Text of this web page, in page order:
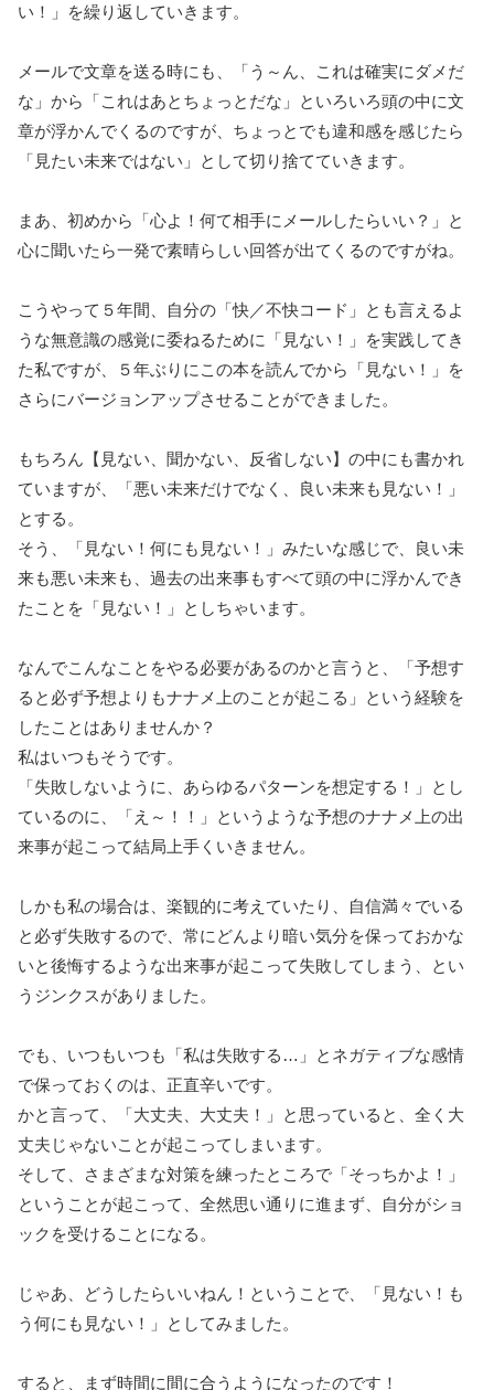
い！」を繰り返していきます。
メールで文章を送る時にも、「う～ん、これは確実にダメだ
な」から「これはあとちょっとだな」といろいろ頭の中に文
章が浮かんでくるのですが、ちょっとでも違和感を感じたら
「見たい未来ではない」として切り捨てていきます。
まあ、初めから「心よ！何て相手にメールしたらいい？」と
心に聞いたら一発で素晴らしい回答が出てくるのですがね。
こうやって５年間、自分の「快／不快コード」とも言えるよ
うな無意識の感覚に委ねるために「見ない！」を実践してき
た私ですが、５年ぶりにこの本を読んでから「見ない！」を
さらにバージョンアップさせることができました。
もちろん【見ない、聞かない、反省しない】の中にも書かれ
ていますが、「悪い未来だけでなく、良い未来も見ない！」
とする。
そう、「見ない！何にも見ない！」みたいな感じで、良い未
来も悪い未来も、過去の出来事もすべて頭の中に浮かんでき
たことを「見ない！」としちゃいます。
なんでこんなことをやる必要があるのかと言うと、「予想す
ると必ず予想よりもナナメ上のことが起こる」という経験を
したことはありませんか？
私はいつもそうです。
「失敗しないように、あらゆるパターンを想定する！」とし
ているのに、「え～！！」というような予想のナナメ上の出
来事が起こって結局上手くいきません。
しかも私の場合は、楽観的に考えていたり、自信満々でいる
と必ず失敗するので、常にどんより暗い気分を保っておかな
いと後悔するような出来事が起こって失敗してしまう、とい
うジンクスがありました。
でも、いつもいつも「私は失敗する…」とネガティブな感情
で保っておくのは、正直辛いです。
かと言って、「大丈夫、大丈夫！」と思っていると、全く大
丈夫じゃないことが起こってしまいます。
そして、さまざまな対策を練ったところで「そっちかよ！」
ということが起こって、全然思い通りに進まず、自分がショ
ックを受けることになる。
じゃあ、どうしたらいいねん！ということで、「見ない！も
う何にも見ない！」としてみました。
すると、まず時間に間に合うようになったのです！